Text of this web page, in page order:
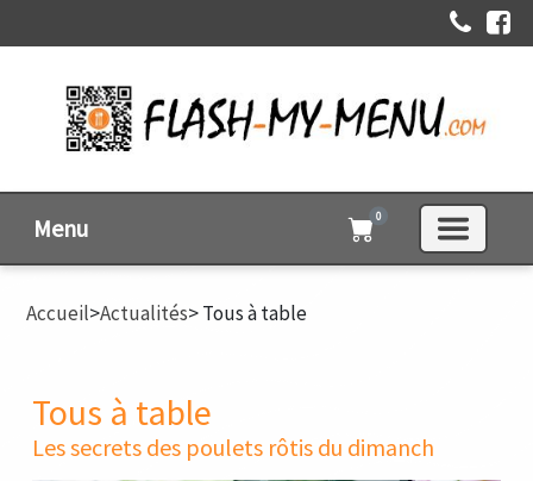
Menu 0
Accueil>Actualités> Tous à table
Tous à table
Les secrets des poulets rôtis du dimanch